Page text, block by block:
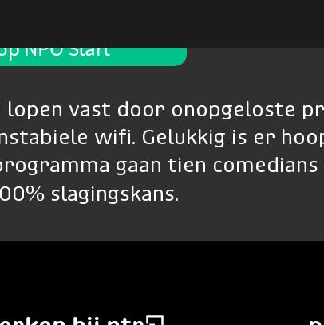
NPO Start
vast door onopgeloste
wifi. Gelukkig is er
gaan tien comedians
slagingskans.